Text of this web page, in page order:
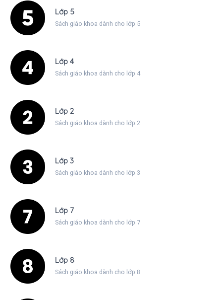
Lớp 5
Sách giáo khoa dành cho lớp 5
Lớp 4
Sách giáo khoa dành cho lớp 4
Lớp 2
Sách giáo khoa dành cho lớp 2
Lớp 3
Sách giáo khoa dành cho lớp 3
Lớp 7
Sách giáo khoa dành cho lớp 7
Lớp 8
Sách giáo khoa dành cho lớp 8